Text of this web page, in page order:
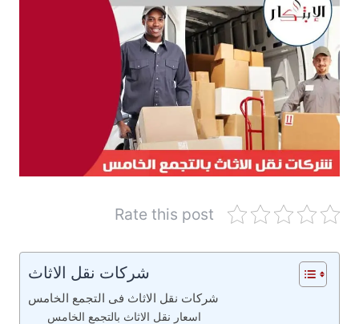
Rate this post
شركات نقل الاثاث
شركات نقل الاثاث فى التجمع الخامس
اسعار نقل الاثاث بالتجمع الخامس